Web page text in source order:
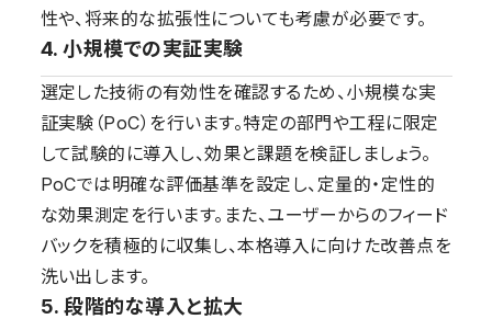
性や、将来的な拡張性についても考慮が必要です。
4. 小規模での実証実験
選定した技術の有効性を確認するため、小規模な実
証実験（PoC）を行います。特定の部門や工程に限定
して試験的に導入し、効果と課題を検証しましょう。
PoCでは明確な評価基準を設定し、定量的・定性的
な効果測定を行います。また、ユーザーからのフィード
バックを積極的に収集し、本格導入に向けた改善点を
洗い出します。
5. 段階的な導入と拡大